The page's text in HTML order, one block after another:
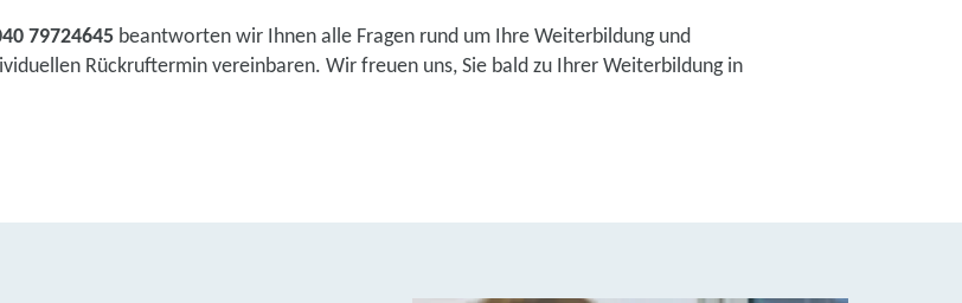
79724645 beantworten wir Ihnen alle Fragen rund um Ihre Weiterbildung und
Rückruftermin vereinbaren. Wir freuen uns, Sie bald zu Ihrer Weiterbildung in